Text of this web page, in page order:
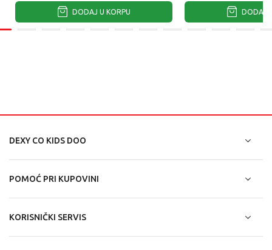
DODAJ U KORPU DODAJ
DEXY CO KIDS DOO
POMOĆ PRI KUPOVINI
KORISNIČKI SERVIS